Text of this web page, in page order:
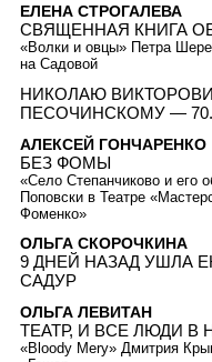
ЕЛЕНА СТРОГАЛЕВА
СВЯЩЕННАЯ КНИГА
«Волки и овцы» Петра
на Садовой
НИКОЛАЮ
ПЕСОЧИНСКОМУ —
АЛЕКСЕЙ ГОНЧАРЕНКО
БЕЗ ФОМЫ
«Село Степанчиково и его
Поповски в Театре
Фоменко»
ОЛЬГА СКОРОЧКИНА
9 ДНЕЙ НАЗАД УШЛА
САДУР
ОЛЬГА ЛЕВИТАН
ТЕАТР, И ВСЕ ЛЮДИ В
«Bloody Mery» Дмитрия